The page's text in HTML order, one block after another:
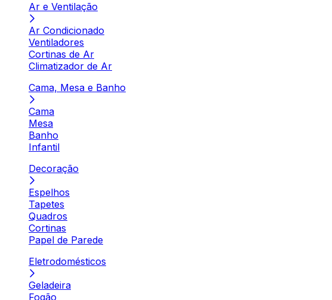
Ar e Ventilação
Ar Condicionado
Ventiladores
Cortinas de Ar
Climatizador de Ar
Cama, Mesa e Banho
Cama
Mesa
Banho
Infantil
Decoração
Espelhos
Tapetes
Quadros
Cortinas
Papel de Parede
Eletrodomésticos
Geladeira
Fogão